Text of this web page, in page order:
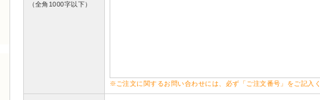
（全角1000字以下）
※ご注文に関するお問い合わせには、必ず「ご注文番号」をご記入